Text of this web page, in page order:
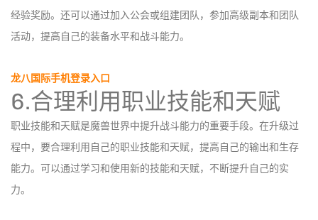
经验奖励。还可以通过加入公会或组建团队，参加高级副本和团队
活动，提高自己的装备水平和战斗能力。
龙八国际手机登录入口
6.合理利用职业技能和天赋
职业技能和天赋是魔兽世界中提升战斗能力的重要手段。在升级过
程中，要合理利用自己的职业技能和天赋，提高自己的输出和生存
能力。可以通过学习和使用新的技能和天赋，不断提升自己的实
力。